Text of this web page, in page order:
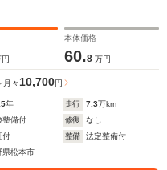
証付き
円
本体価格
60.8 万円
月々 10,700円
年 走行 7.3万km
整備付 修復
なし
付 整備
法定整備付
県松本市